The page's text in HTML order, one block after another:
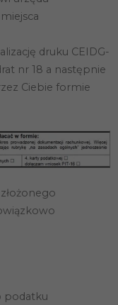
druku CEIDG-
nr 18 a następnie
Ciebie formie
podatku
cookie
potrzebne
mogli